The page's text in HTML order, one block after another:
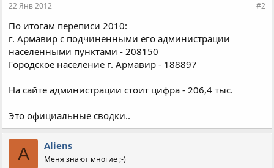
22 Янв 2012 #2
По итогам переписи 2010:
г. Армавир с подчиненными его администрации
населенными пунктами - 208150
Городское население г. Армавир - 188897
На сайте администрации стоит цифра - 206,4 тыс.
Это официальные сводки..
A Aliens
Меня знают многие ;-)